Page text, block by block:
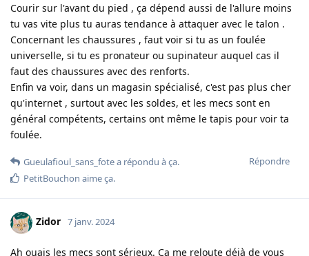
Courir sur l'avant du pied , ça dépend aussi de l'allure moins
tu vas vite plus tu auras tendance à attaquer avec le talon .
Concernant les chaussures , faut voir si tu as un foulée
universelle, si tu es pronateur ou supinateur auquel cas il
faut des chaussures avec des renforts.
Enfin va voir, dans un magasin spécialisé, c'est pas plus cher
qu'internet , surtout avec les soldes, et les mecs sont en
général compétents, certains ont même le tapis pour voir ta
foulée.
Répondre
Gueulafioul_sans_fotea répondu à ça.
PetitBouchon aime ça.
Zidor 7 janv. 2024
Ah ouais les mecs sont sérieux. Ça me reloute déjà de vous